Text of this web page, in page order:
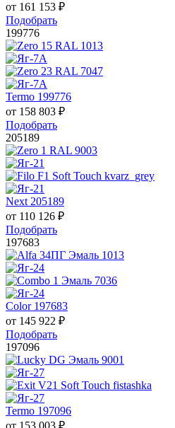
от 161 153 ₽
Подобрать
199776
Termo 199776
от 158 803 ₽
Подобрать
205189
Next 205189
от 110 126 ₽
Подобрать
197683
Color 197683
от 145 922 ₽
Подобрать
197096
Termo 197096
от 153 003 ₽